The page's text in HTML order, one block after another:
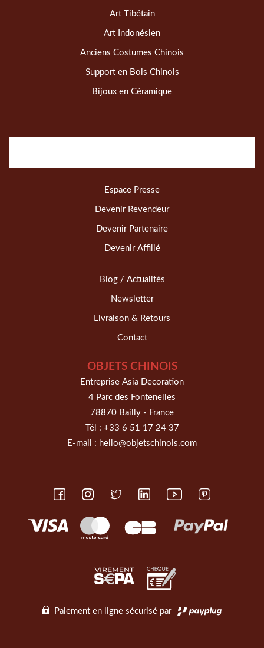
Art Tibétain
Art Indonésien
Anciens Costumes Chinois
Support en Bois Chinois
Bijoux en Céramique
Espace Presse
Devenir Revendeur
Devenir Partenaire
Devenir Affilié
Blog / Actualités
Newsletter
Livraison & Retours
Contact
OBJETS CHINOIS
Entreprise Asia Decoration
4 Parc des Fontenelles
78870 Bailly - France
Tél : +33 6 51 17 24 37
E-mail : hello@objetschinois.com
Paiement en ligne sécurisé par